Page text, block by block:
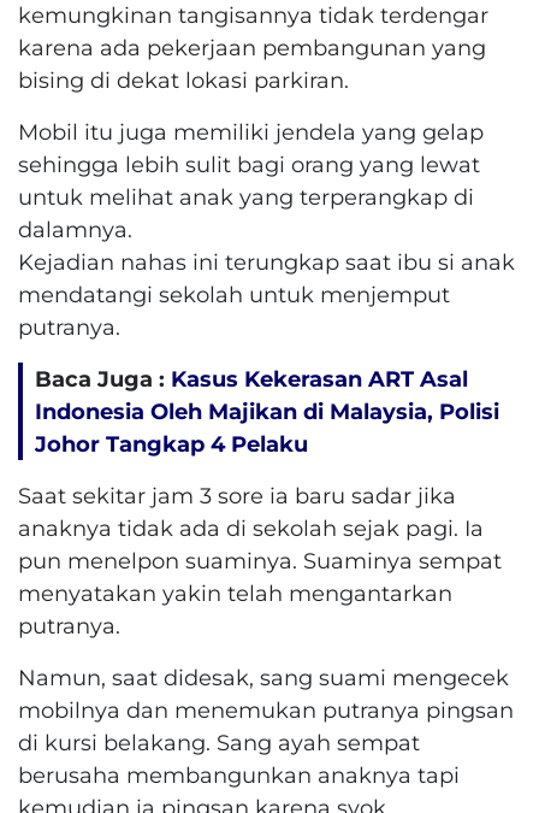
kemungkinan tangisannya tidak terdengar
karena ada pekerjaan pembangunan yang
bising di dekat lokasi parkiran.
Mobil itu juga memiliki jendela yang gelap
sehingga lebih sulit bagi orang yang lewat
untuk melihat anak yang terperangkap di
dalamnya.
Kejadian nahas ini terungkap saat ibu si anak
mendatangi sekolah untuk menjemput
putranya.
Baca Juga : Kasus Kekerasan ART Asal
Indonesia Oleh Majikan di Malaysia, Polisi
Johor Tangkap 4 Pelaku
Saat sekitar jam 3 sore ia baru sadar jika
anaknya tidak ada di sekolah sejak pagi. Ia
pun menelpon suaminya. Suaminya sempat
menyatakan yakin telah mengantarkan
putranya.
Namun, saat didesak, sang suami mengecek
mobilnya dan menemukan putranya pingsan
di kursi belakang. Sang ayah sempat
berusaha membangunkan anaknya tapi
kemudian ia pingsan karena syok.